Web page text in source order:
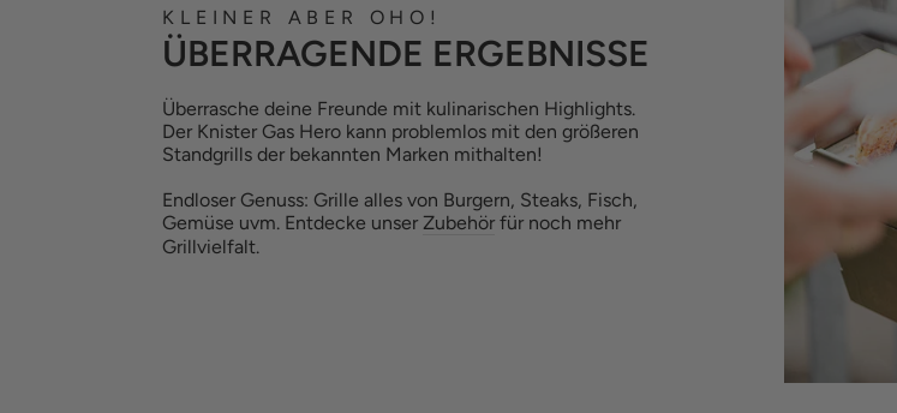
KLEINER ABER OHO!
ÜBERRAGENDE ERGEBNISSE
Überrasche deine Freunde mit kulinarischen Highlights.
Der Knister Gas Hero kann problemlos mit den größeren
Standgrills der bekannten Marken mithalten!
Endloser Genuss: Grille alles von Burgern, Steaks, Fisch,
Gemüse uvm. Entdecke unser Zubehör für noch mehr
Grillvielfalt.